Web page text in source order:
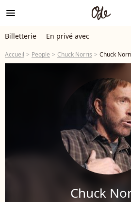
menu
Billetterie En privé avec
Accueil People Chuck Norris Chuck
Chuck